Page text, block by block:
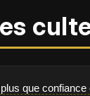
que confiance